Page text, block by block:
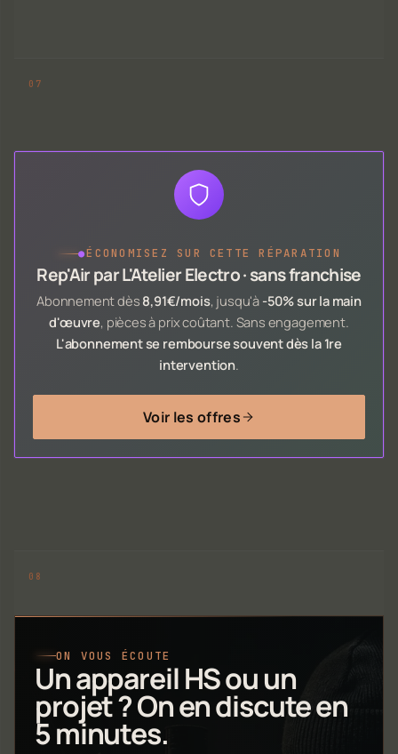
●ÉCONOMISEZ SUR CETTE RÉPARATION
Rep'Air par L'Atelier Electro · sans franchise
Abonnement dès 8,91€/mois, jusqu'à -50% sur la main
d'œuvre, pièces à prix coûtant. Sans engagement.
L'abonnement se rembourse souvent dès la 1re
intervention.
Voir les offres
ON VOUS ÉCOUTE
Un appareil HS ou un
projet ? On en discute en
5 minutes.